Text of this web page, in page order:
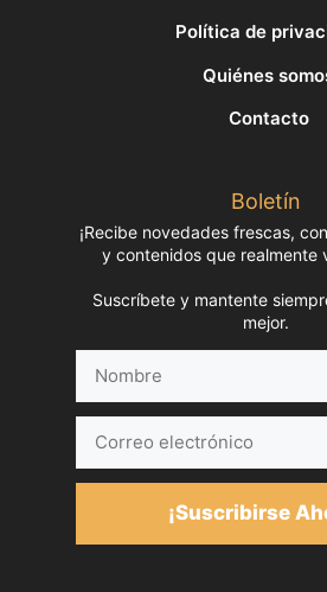
Política de
Quiénes
Contacto
Boletín
¡Recibe novedades frescas,
y contenidos que realmente
Suscríbete y mantente
mejor.
electrónico
¡Suscribirse